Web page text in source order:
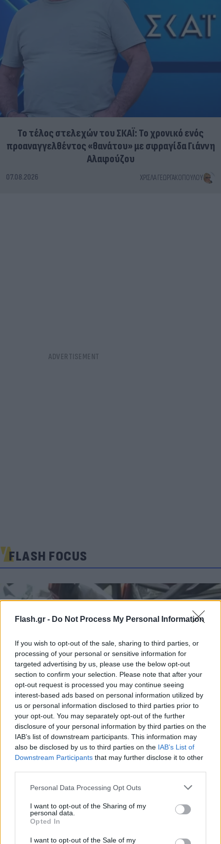
Flash.gr - Do Not Process My Personal Information
If you wish to opt-out of the sale, sharing to third parties, or
processing of your personal or sensitive information for
targeted advertising by us, please use the below opt-out
section to confirm your selection. Please note that after your
opt-out request is processed you may continue seeing
interest-based ads based on personal information utilized by
us or personal information disclosed to third parties prior to
your opt-out. You may separately opt-out of the further
disclosure of your personal information by third parties on the
IAB’s list of downstream participants. This information may
also be disclosed by us to third parties on the IAB’s List of
Downstream Participants that may further disclose it to other
Please note that this website/app uses one or more Google
not limited to your visit or usage behaviour. You may click to
grant or deny consent to Google and its third-party tags to
use your data for below specified purposes in below Google
consent section.
Personal Data Processing Opt Outs
I want to opt-out of the Sharing of my
personal data.
Opted In
I want to opt-out of the Sale of my
Το τέλος στελεχών του ΣΚΑΪ: Το χρονικό ενός
προαναγγελθέντος «θανάτου» με σφραγίδα Γιάννη
Αλαφούζου
07.08.2026 ΧΡΊΣΛΑ ΓΕΩΡΓΑΚΟΠΟΎΛΟΥ
FLASH FOCUS
Πραγματογνώμονας για το τροχαίο στις
Σέρρες: «Κάτι απέσπασε την προσοχή του